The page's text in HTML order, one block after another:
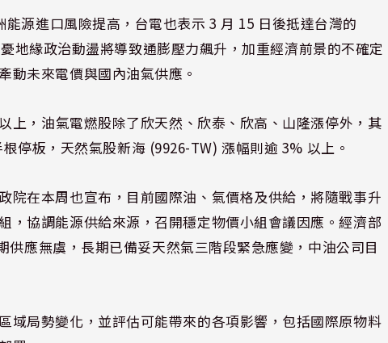
源進口風險提高，台電也表示 3 月 15 日後抵達台灣的
地緣政治動盪將導致通膨壓力飆升，加重經濟前景的不確定
動未來電價與國內油氣供應。
上，油氣電燃股除了欣天然、欣泰、欣高、山隆漲停外，其
停板，天然氣股新海 (9926-TW) 漲幅則逾 3% 以上。
院在本周也宣布，目前國際油、氣價格及供給，將隨戰事升
，協調能源供給來源，召開穩定物價小組會議因應。經濟部
應無虞，長期已備妥天然氣三階段緊急應變，中油公司目
域局勢變化，並評估可能帶來的各項影響，包括國際原物料